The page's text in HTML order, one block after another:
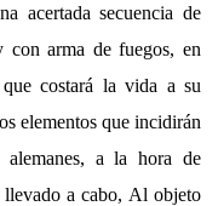
acertada secuencia de
con arma de fuegos, en
costará la vida a su
elementos que incidirán
alemanes, a la hora de
llevado a cabo, Al objeto